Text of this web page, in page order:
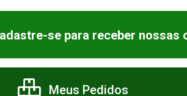
se para receber nossas
Meus Pedidos